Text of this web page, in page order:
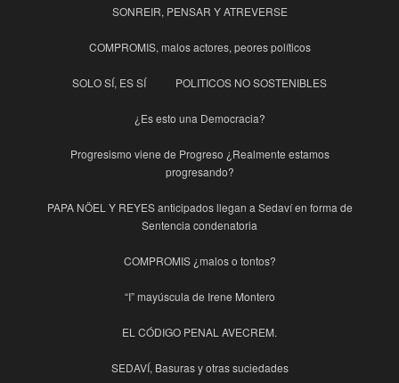
SONREIR, PENSAR Y ATREVERSE
COMPROMIS, malos actores, peores políticos
SOLO SÍ, ES SÍ POLITICOS NO SOSTENIBLES
¿Es esto una Democracia?
Progresismo viene de Progreso ¿Realmente estamos
progresando?
PAPA NÖEL Y REYES anticipados llegan a Sedaví en forma de
Sentencia condenatoria
COMPROMIS ¿malos o tontos?
“I” mayúscula de Irene Montero
EL CÓDIGO PENAL AVECREM.
SEDAVÍ, Basuras y otras suciedades